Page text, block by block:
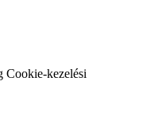
Cookie-kezelési